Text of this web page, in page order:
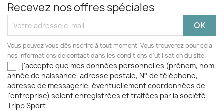
Recevez nos offres spéciales
Vous pouvez vous désinscrire à tout moment. Vous trouverez pour cela
nos informations de contact dans les conditions d'utilisation du site.
j'accepte que mes données personnelles (prénom, nom,
année de naissance, adresse postale, N° de téléphone,
adresse de messagerie, éventuellement coordonnées de
l'entreprise) soient enregistrées et traitées par la société
Tripp Sport.